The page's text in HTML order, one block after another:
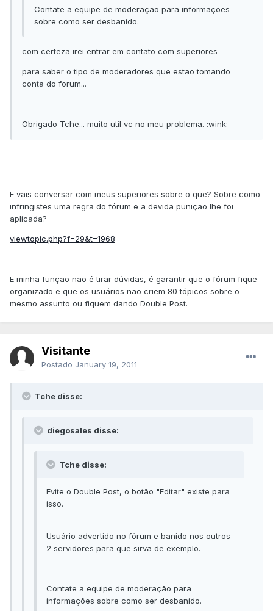
Contate a equipe de moderação para informações
sobre como ser desbanido.
com certeza irei entrar em contato com superiores
para saber o tipo de moderadores que estao tomando
conta do forum...
Obrigado Tche... muito util vc no meu problema. :wink:
E vais conversar com meus superiores sobre o que? Sobre como
infringistes uma regra do fórum e a devida punição lhe foi
aplicada?
viewtopic.php?f=29&t=1968
E minha função não é tirar dúvidas, é garantir que o fórum fique
organizado e que os usuários não criem 80 tópicos sobre o
mesmo assunto ou fiquem dando Double Post.
Visitante
Postado January 19, 2011
Tche disse:
diegosales disse:
Tche disse:
Evite o Double Post, o botão "Editar" existe para
isso.
Usuário advertido no fórum e banido nos outros
2 servidores para que sirva de exemplo.
Contate a equipe de moderação para
informações sobre como ser desbanido.